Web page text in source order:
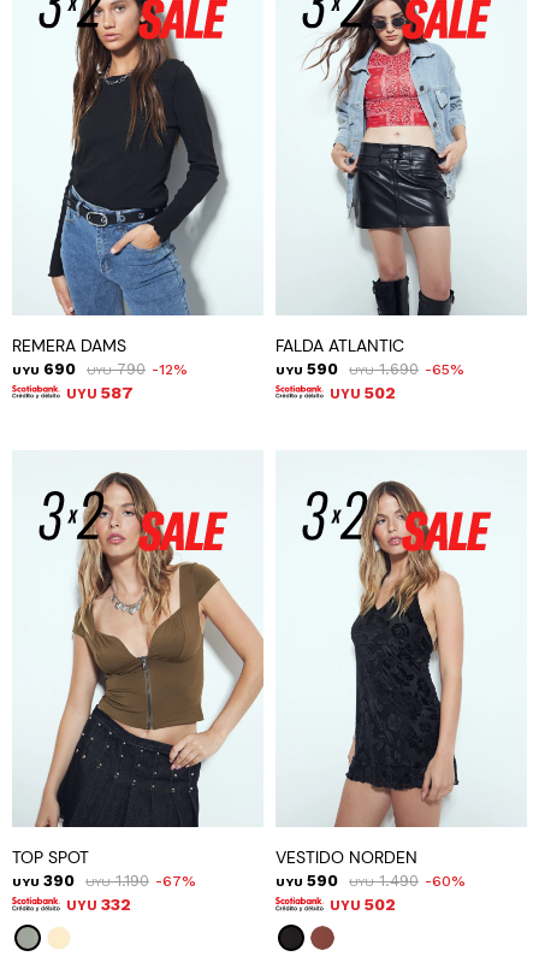
REMERA DAMS
UYU 690 UYU 790 12
UYU 587
FALDA ATLANTIC
UYU 590 UYU 1.690 65
UYU 502
TOP SPOT
UYU 390 UYU 1.190 67
UYU 332
VESTIDO NORDEN
UYU 590 UYU 1.490 60
UYU 502